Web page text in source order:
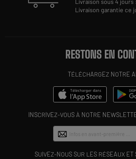
Livraison garantie ce
RESTONS EN
TÉLÉCHARGEZ NOTRE
INSCRIVEZ-VOUS À NOTRE
SUIVEZ-NOUS SUR LES RÉSEAUX ET